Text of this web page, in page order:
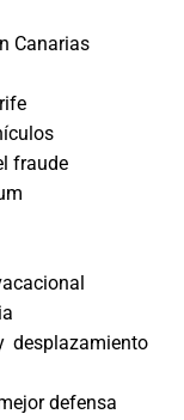
Canarias
fraude
desplazamiento
defensa